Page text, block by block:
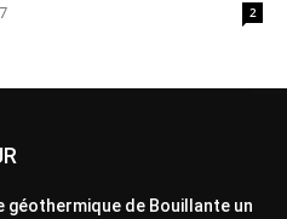
2
géothermique de Bouillante un